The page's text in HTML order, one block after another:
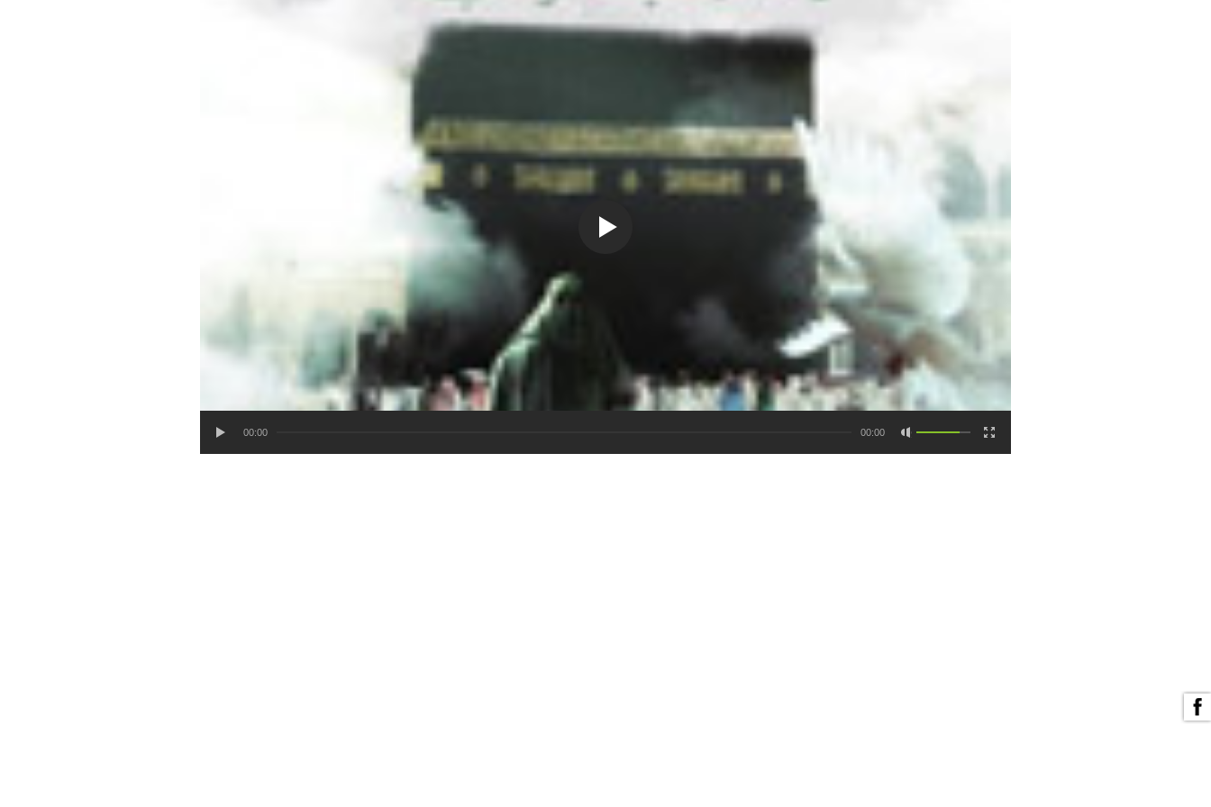
00:00 00:00